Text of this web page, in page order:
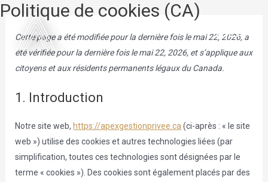
Aller
contenu
MENU
SERVICES
NOS CLIENTS
Politique de cookies (CA)
Cette page a été modifiée pour la dernière fois le mai 22, 2026, a
été vérifiée pour la dernière fois le mai 22, 2026, et s’applique aux
citoyens et aux résidents permanents légaux du Canada.
1. Introduction
Notre site web, https://apexgestionprivee.ca (ci-après : « le site
web ») utilise des cookies et autres technologies liées (par
simplification, toutes ces technologies sont désignées par le
terme « cookies »). Des cookies sont également placés par des